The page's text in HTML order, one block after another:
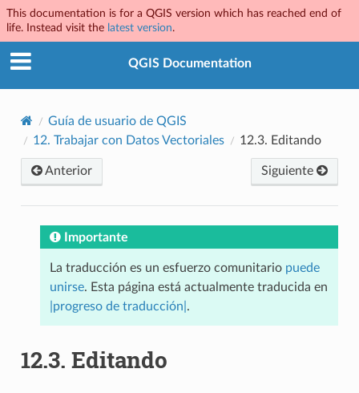
This documentation is for a QGIS version which has reached end of
life. Instead visit the latest version.
QGIS Documentation
Guía de usuario de QGIS
12. Trabajar con Datos Vectoriales 12.3. Editando
Anterior Siguiente
Importante
La traducción es un esfuerzo comunitario puede
unirse. Esta página está actualmente traducida en
|progreso de traducción| .
12.3. Editando